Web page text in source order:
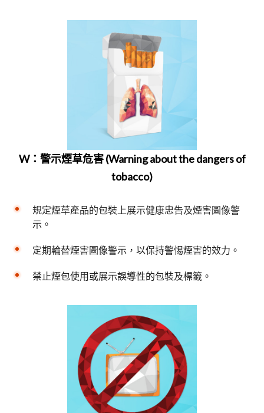
W：警示煙草危害 (Warning about the dangers of
tobacco)
規定煙草產品的包裝上展示健康忠告及煙害圖像警
示。
定期輪替煙害圖像警示，以保持警惕煙害的效力。
禁止煙包使用或展示誤導性的包裝及標籤。